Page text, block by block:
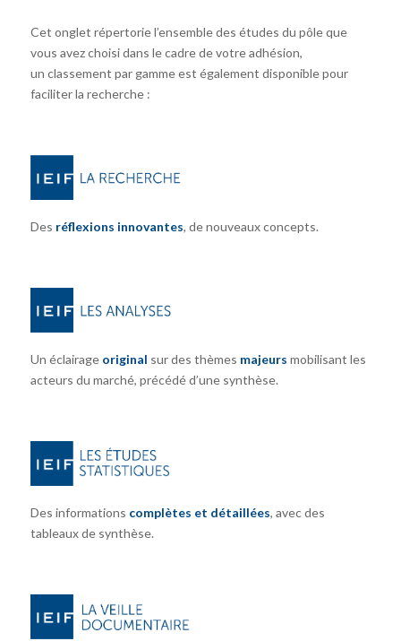
Cet onglet répertorie l’ensemble des études du pôle que
vous avez choisi dans le cadre de votre adhésion,
un classement par gamme est également disponible pour
faciliter la recherche :
Des réflexions innovantes, de nouveaux concepts.
Un éclairage original sur des thèmes majeurs mobilisant les
acteurs du marché, précédé d’une synthèse.
Des informations complètes et détaillées, avec des
tableaux de synthèse.